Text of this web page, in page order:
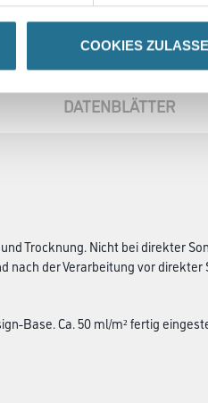
COOKIES
DATENBLÄTTER
Trocknung. Nicht bei direkter
der Verarbeitung vor direkter
Base. Ca. 50 ml/m² fertig